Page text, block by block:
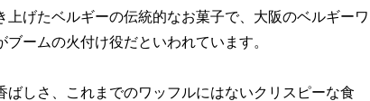
上げたベルギーの伝統的なお菓子で、大阪のベルギーワ
ームの火付け役だといわれています。
しさ、これまでのワッフルにはないクリスピーな食